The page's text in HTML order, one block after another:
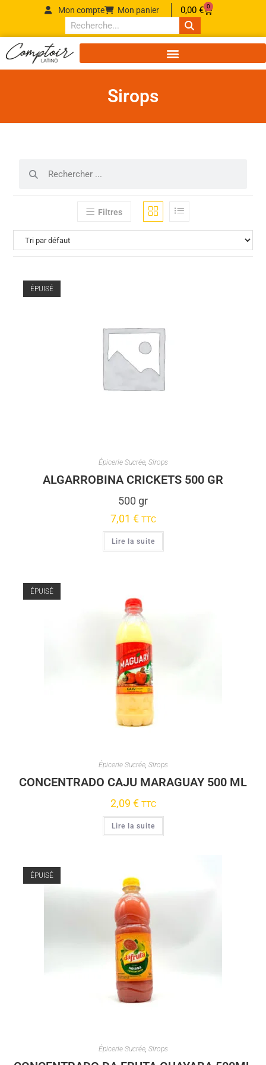
Mon compte Mon panier 0,00 € 0
Sirops
Filtres
ÉPUISÉ
Épicerie Sucrée, Sirops
ALGARROBINA CRICKETS 500 GR
500 gr
7,01 € TTC
Lire la suite
ÉPUISÉ
Épicerie Sucrée, Sirops
CONCENTRADO CAJU MARAGUAY 500 ML
2,09 € TTC
Lire la suite
ÉPUISÉ
Épicerie Sucrée, Sirops